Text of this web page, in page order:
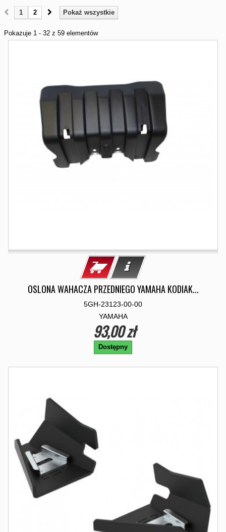
Pokaż wszystkie
1 2
Pokazuje 1 - 32 z 59 elementów
OSLONA WAHACZA PRZEDNIEGO YAMAHA KODIAK...
5GH-23123-00-00
YAMAHA
93,00 zł
Dostępny